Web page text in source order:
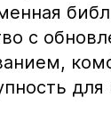
с
для